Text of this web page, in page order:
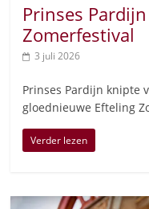
Prinses
Zomerfestival
3 juli 2026
Prinses Pardijn knipte
gloednieuwe Efteling
Verder lezen